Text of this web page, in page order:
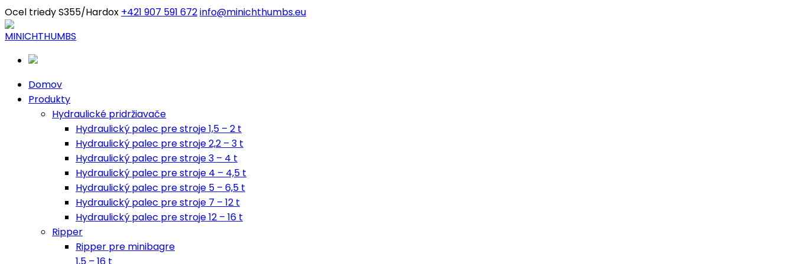
Ocel triedy S355/Hardox +421 907 591 672info@minichthumbs.eu
Domov
Produkty
Hydraulické pridržiavače
Hydraulický palec pre stroje 1,5 – 2 t
Hydraulický palec pre stroje 2,2 – 3 t
Hydraulický palec pre stroje 3 – 4 t
Hydraulický palec pre stroje 4 – 4,5 t
Hydraulický palec pre stroje 5 – 6,5 t
Hydraulický palec pre stroje 7 – 12 t
Hydraulický palec pre stroje 12 – 16 t
Ripper
Ripper pre minibagre